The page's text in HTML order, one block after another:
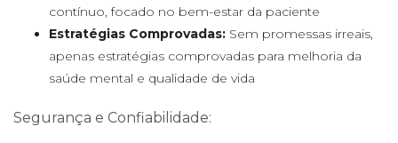
contínuo, focado no bem-estar da paciente
Estratégias Comprovadas: Sem promessas irreais,
apenas estratégias comprovadas para melhoria da
saúde mental e qualidade de vida
Segurança e Confiabilidade: